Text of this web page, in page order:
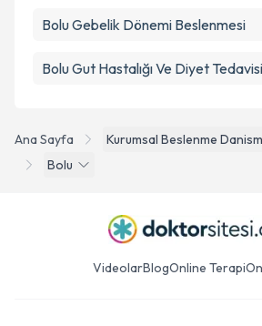
Ana Sayfa
Kurumsal Beslenme
Bolu
Bolu Gebelik Dönemi Beslenmesi
Bolu Gut Hastalığı Ve Diyet Tedavisi
VideolarBlogOnline Terapi